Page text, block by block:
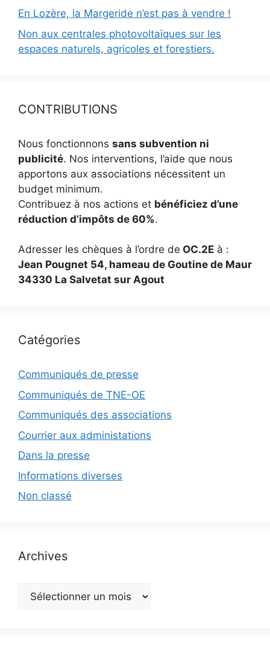
En Lozère, la Margeride n’est pas à vendre !
Non aux centrales photovoltaïques sur les
espaces naturels, agricoles et forestiers.
CONTRIBUTIONS
Nous fonctionnons sans subvention ni
publicité. Nos interventions, l’aide que nous
apportons aux associations nécessitent un
budget minimum.
Contribuez à nos actions et bénéficiez d’une
réduction d’impôts de 60%.
Adresser les chèques à l’ordre de OC.2E à :
Jean Pougnet 54, hameau de Goutine de Maur
34330 La Salvetat sur Agout
Catégories
Communiqués de presse
Communiqués de TNE-OE
Communiqués des associations
Courrier aux administations
Dans la presse
Informations diverses
Non classé
Archives
Archives